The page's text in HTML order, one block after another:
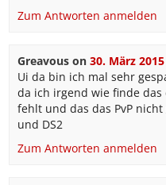
Zum Antworten anmelden
Greavouson 30. März 2015
Ui da bin ich mal sehr
da ich irgend wie finde
fehlt und das das PvP
und DS2
Zum Antworten anmelden